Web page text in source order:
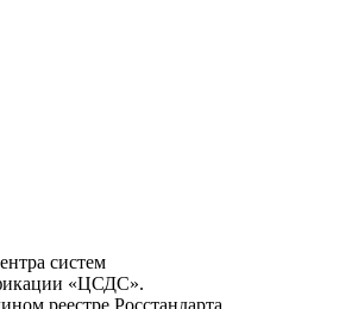
систем
«ЦСДС».
реестре Росстандарта